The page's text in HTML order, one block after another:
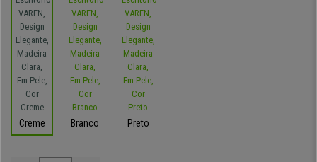
Creme Branco Preto